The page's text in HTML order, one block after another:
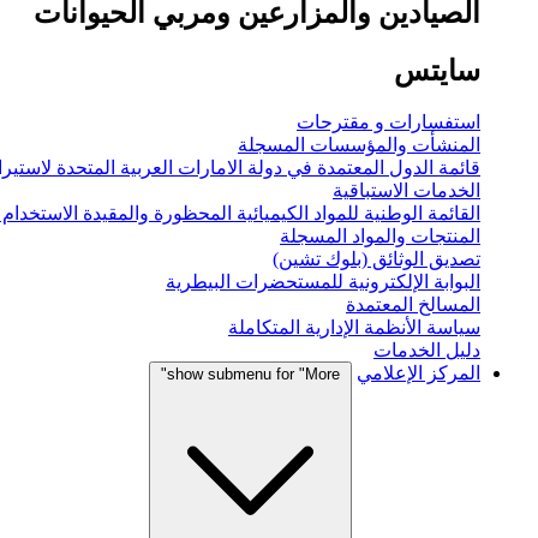
الصيادين والمزارعين ومربي الحيوانات
سايتس
استفسارات و مقترحات
المنشأت والمؤسسات المسجلة
قائمة الدول المعتمدة في دولة الامارات العربية المتحدة
الخدمات الاستباقية
القائمة الوطنية للمواد الكيميائية المحظورة والمقيدة
المنتجات والمواد المسجلة
تصديق الوثائق (بلوك تشين)
البوابة الإلكترونية للمستحضرات البيطرية
المسالخ المعتمدة
سياسة الأنظمة الإدارية المتكاملة
دليل الخدمات
المركز الإعلامي
show submenu for "More"